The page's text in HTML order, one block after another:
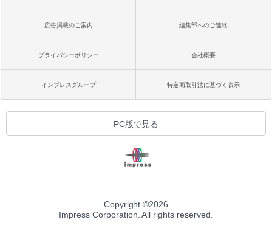
広告掲載のご案内 編集部へのご連絡
プライバシーポリシー 会社概要
インプレスグループ 特定商取引法に基づく表示
PC版で見る
Copyright ©2026
Impress Corporation. All rights reserved.